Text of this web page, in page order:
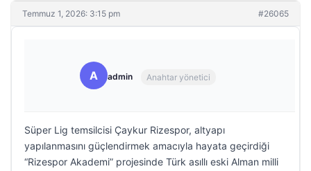
Temmuz 1, 2026: 3:15 pm #26065
A admin Anahtar yönetici
Süper Lig temsilcisi Çaykur Rizespor, altyapı
yapılanmasını güçlendirmek amacıyla hayata geçirdiği
“Rizespor Akademi” projesinde Türk asıllı eski Alman milli